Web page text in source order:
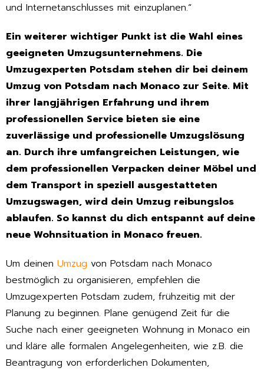
und Internetanschlusses mit einzuplanen.“
Ein weiterer wichtiger Punkt ist die Wahl eines
geeigneten Umzugsunternehmens. Die
Umzugexperten Potsdam stehen dir bei deinem
Umzug von Potsdam nach Monaco zur Seite. Mit
ihrer langjährigen Erfahrung und ihrem
professionellen Service bieten sie eine
zuverlässige und professionelle Umzugslösung
an. Durch ihre umfangreichen Leistungen, wie
dem professionellen Verpacken deiner Möbel und
dem Transport in speziell ausgestatteten
Umzugswagen, wird dein Umzug reibungslos
ablaufen. So kannst du dich entspannt auf deine
neue Wohnsituation in Monaco freuen.
Um deinen Umzug von Potsdam nach Monaco
bestmöglich zu organisieren, empfehlen die
Umzugexperten Potsdam zudem, frühzeitig mit der
Planung zu beginnen. Plane genügend Zeit für die
Suche nach einer geeigneten Wohnung in Monaco ein
und kläre alle formalen Angelegenheiten, wie z.B. die
Beantragung von erforderlichen Dokumenten,